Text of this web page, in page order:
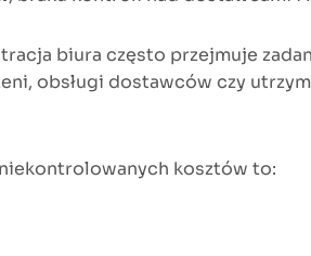
biura często przejmuje
obsługi dostawców czy
kosztów to: